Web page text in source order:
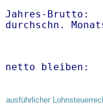
Jahres-
netto
ausführlicher